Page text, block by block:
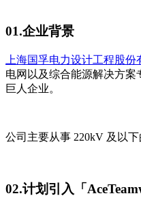
01.企业背景
上海国孚电力设计工程股份
电网以及综合能源解决方
巨人企业。
公司主要从事 220kV 及以
02.计划引入「